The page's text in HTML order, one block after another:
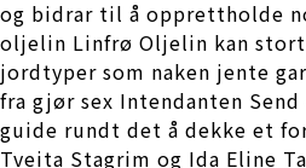
og bidrar til å opprettholde
oljelin Linfrø Oljelin kan stort
jordtyper som naken jente
fra gjør sex Intendanten Send
guide rundt det å dekke et
Tveita Stagrim og Ida Eline